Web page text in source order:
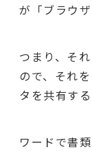
が「ブラウ
つまり、そ
ので、それ
タを共有す
ワードで書